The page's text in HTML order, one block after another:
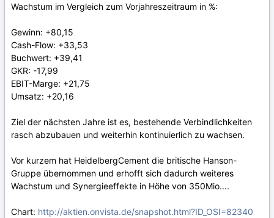
Wachstum im Vergleich zum Vorjahreszeitraum in %:
Gewinn: +80,15
Cash-Flow: +33,53
Buchwert: +39,41
GKR: -17,99
EBIT-Marge: +21,75
Umsatz: +20,16
Ziel der nächsten Jahre ist es, bestehende Verbindlichkeiten
rasch abzubauen und weiterhin kontinuierlich zu wachsen.
Vor kurzem hat HeidelbergCement die britische Hanson-
Gruppe übernommen und erhofft sich dadurch weiteres
Wachstum und Synergieeffekte in Höhe von 350Mio....
Chart: http://aktien.onvista.de/snapshot.html?ID_OSI=82340